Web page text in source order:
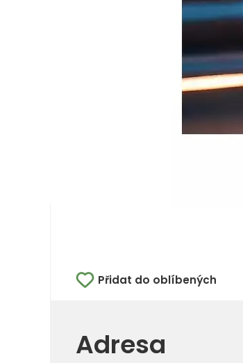
Přidat do oblíbených
Adresa